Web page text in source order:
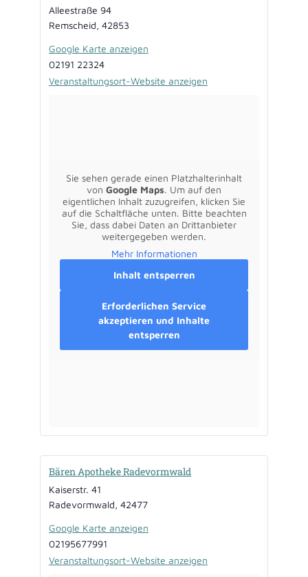
Alleestraße 94
Remscheid, 42853
Google Karte anzeigen
02191 22324
Veranstaltungsort-Website anzeigen
Sie sehen gerade einen Platzhalterinhalt
von Google Maps. Um auf den
eigentlichen Inhalt zuzugreifen, klicken Sie
auf die Schaltfläche unten. Bitte beachten
Sie, dass dabei Daten an Drittanbieter
weitergegeben werden.
Mehr Informationen
Inhalt entsperren
Erforderlichen Service
akzeptieren und Inhalte
entsperren
Bären Apotheke Radevormwald
Kaiserstr. 41
Radevormwald, 42477
Google Karte anzeigen
02195677991
Veranstaltungsort-Website anzeigen